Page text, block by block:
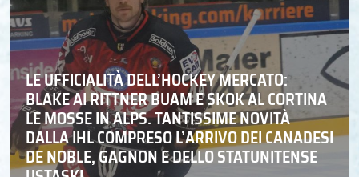
LE UFFICIALITÀ DELL’HOCKEY MERCATO:
BLAKE AI RITTNER BUAM E SKOK AL CORTINA
LE MOSSE IN ALPS. TANTISSIME NOVITÀ
DALLA IHL COMPRESO L’ARRIVO DEI CANADESI
DE NOBLE, GAGNON E DELLO STATUNITENSE